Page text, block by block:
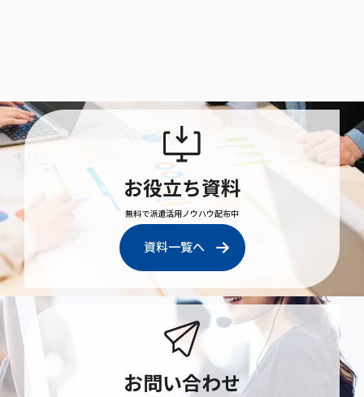
お役立ち資料
無料で派遣活用ノウハウ配布中
資料一覧へ
お問い合わせ